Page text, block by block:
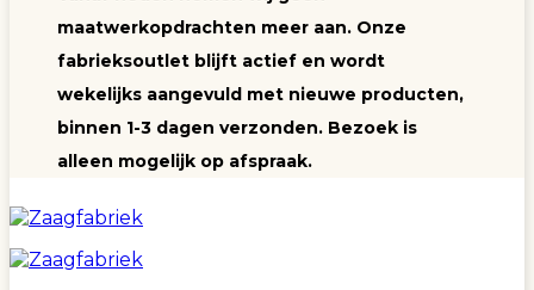
maatwerkopdrachten meer aan. Onze
fabrieksoutlet blijft actief en wordt
wekelijks aangevuld met nieuwe producten,
binnen 1-3 dagen verzonden. Bezoek is
alleen mogelijk op afspraak.